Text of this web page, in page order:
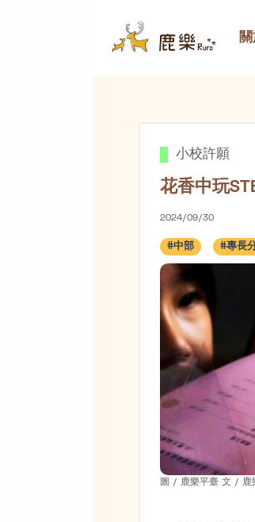
小校許願
花香中玩
2024/09/30
#中部 #專長
圖 / 鹿樂平臺 文 / 鹿